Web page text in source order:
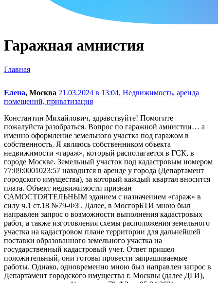
Гаражная амнистия
Главная
Елена, Москва 21.03.2024 в 13:04, Недвижимость, аренда
помещений, приватизация
Константин Михайлович, здравствуйте! Помогите
пожалуйста разобраться. Вопрос по гаражной амнистии… а
именно оформление земельного участка под гаражом в
собственность. Я являюсь собственником объекта
недвижимости «гараж», который располагается в ГСК, в
городе Москве. Земельный участок под кадастровым номером
77:09:0001023:57 находится в аренде у города (Департамент
городского имущества), за который каждый квартал вносится
плата. Объект недвижимости признан
САМОСТОЯТЕЛЬНЫМ зданием с назначением «гараж» в
силу ч.1 ст.18 №79-ФЗ . Далее, в МосгорБТИ мною был
направлен запрос о возможности выполнения кадастровых
работ, а также изготовления схемы расположения земельного
участка на кадастровом плане территории для дальнейшей
поставки образованного земельного участка на
государственный кадастровый учет. Ответ пришел
положительный, они готовы провести запрашиваемые
работы. Однако, одновременно мною был направлен запрос в
Департамент городского имущества г. Москвы (далее ДГИ),